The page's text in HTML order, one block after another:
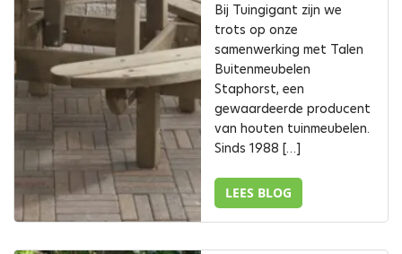
Bij Tuingigant zijn we
trots op onze
samenwerking met Talen
Buitenmeubelen
Staphorst, een
gewaardeerde producent
van houten tuinmeubelen.
Sinds 1988 […]
LEES BLOG